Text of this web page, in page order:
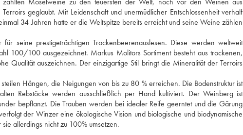
geglaubt. Mit Leidenschaft und unermüdlicher Entschlossenheit verhalf
34 Jahren hatte er die Weltspitze bereits erreicht und seine Weine zählen
seine prestigeträchtigen Trockenbeerenauslesen. Diese werden weltweit
100/100 ausgezeichnet. Markus Molitors Sortiment besteht aus trockenen,
Qualität auszeichnen. Der einzigartige Stil bringt die Mineralität der Terroirs
Hängen, die Neigungen von bis zu 80 % erreichen. Die Bodenstruktur ist
Rebstöcke werden ausschließlich per Hand kultiviert. Der Weinberg ist
bepflanzt. Die Trauben werden bei idealer Reife geerntet und die Gärung
der Winzer eine ökologische Vision und biologische und biodynamische
allerdings nicht zu 100% umsetzen.